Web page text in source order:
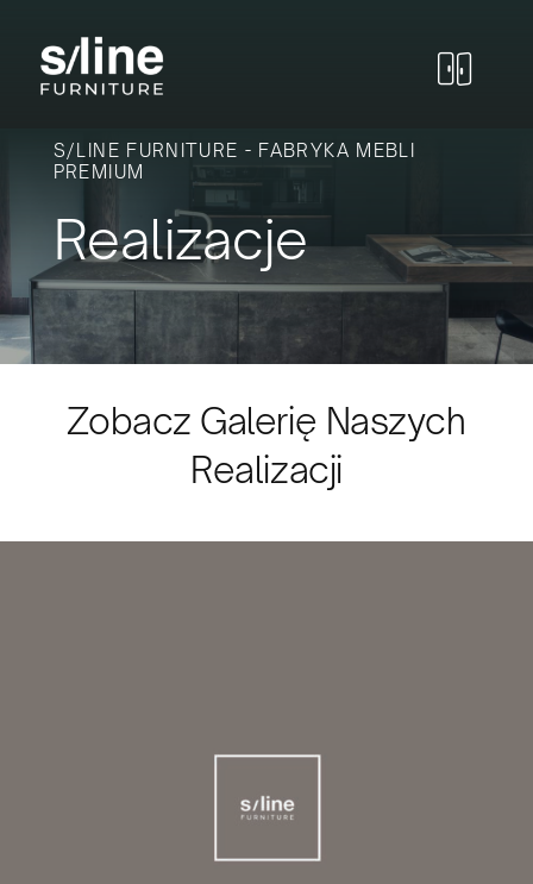
content
S/LINE FURNITURE - FABRYKA MEBLI
PREMIUM
Realizacje
Zobacz Galerię Naszych
Realizacji